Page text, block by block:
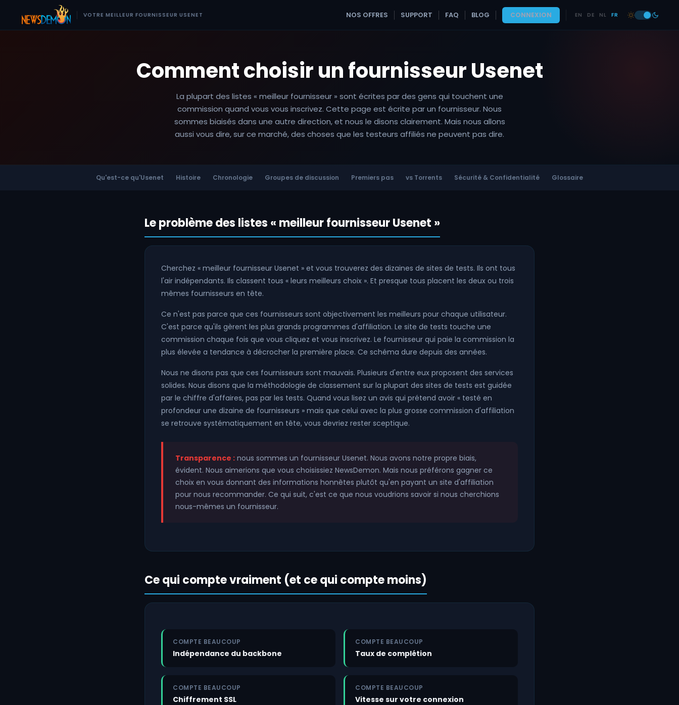
VOTRE MEILLEUR FOURNISSEUR USENET NOS OFFRES SUPPORT FAQ BLOG CONNEXION EN DE NL FR
Comment choisir un fournisseur Usenet
La plupart des listes « meilleur fournisseur » sont écrites par des gens qui touchent une
commission quand vous vous inscrivez. Cette page est écrite par un fournisseur. Nous
sommes biaisés dans une autre direction, et nous le disons clairement. Mais nous allons
aussi vous dire, sur ce marché, des choses que les testeurs affiliés ne peuvent pas dire.
Qu'est-ce qu'Usenet Histoire Chronologie Groupes de discussion Premiers pas vs Torrents Sécurité & Confidentialité Glossaire
Le problème des listes « meilleur fournisseur Usenet »
Cherchez « meilleur fournisseur Usenet » et vous trouverez des dizaines de sites de tests. Ils ont tous
l'air indépendants. Ils classent tous « leurs meilleurs choix ». Et presque tous placent les deux ou trois
mêmes fournisseurs en tête.
Ce n'est pas parce que ces fournisseurs sont objectivement les meilleurs pour chaque utilisateur.
C'est parce qu'ils gèrent les plus grands programmes d'affiliation. Le site de tests touche une
commission chaque fois que vous cliquez et vous inscrivez. Le fournisseur qui paie la commission la
plus élevée a tendance à décrocher la première place. Ce schéma dure depuis des années.
Nous ne disons pas que ces fournisseurs sont mauvais. Plusieurs d'entre eux proposent des services
solides. Nous disons que la méthodologie de classement sur la plupart des sites de tests est guidée
par le chiffre d'affaires, pas par les tests. Quand vous lisez un avis qui prétend avoir « testé en
profondeur une dizaine de fournisseurs » mais que celui avec la plus grosse commission d'affiliation
se retrouve systématiquement en tête, vous devriez rester sceptique.
Transparence : nous sommes un fournisseur Usenet. Nous avons notre propre biais,
évident. Nous aimerions que vous choisissiez NewsDemon. Mais nous préférons gagner ce
choix en vous donnant des informations honnêtes plutôt qu'en payant un site d'affiliation
pour nous recommander. Ce qui suit, c'est ce que nous voudrions savoir si nous cherchions
nous-mêmes un fournisseur.
Ce qui compte vraiment (et ce qui compte moins)
COMPTE BEAUCOUP
Indépendance du backbone
COMPTE BEAUCOUP
Taux de complétion
COMPTE BEAUCOUP
Chiffrement SSL
COMPTE BEAUCOUP
Vitesse sur votre connexion